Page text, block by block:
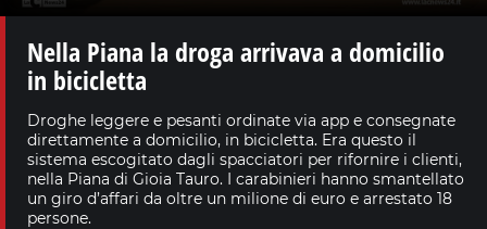
Nella Piana la droga arrivava a domicilio
in bicicletta
Droghe leggere e pesanti ordinate via app e consegnate
direttamente a domicilio, in bicicletta. Era questo il
sistema escogitato dagli spacciatori per rifornire i clienti,
nella Piana di Gioia Tauro. I carabinieri hanno smantellato
un giro d’affari da oltre un milione di euro e arrestato 18
persone.